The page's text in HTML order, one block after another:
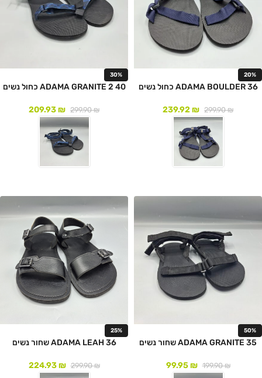
20%
ADAMA BOULDER 36 כחול נשים
299.90₪
239.92₪
30%
ADAMA GRANITE 2 40 כחול נשים
299.90₪
209.93₪
50%
ADAMA GRANITE 35 שחור נשים
199.90₪
99.95₪
25%
ADAMA LEAH 36 שחור נשים
299.90₪
224.93₪